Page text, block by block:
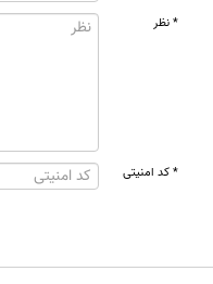
* نظر
* کد امنیتی